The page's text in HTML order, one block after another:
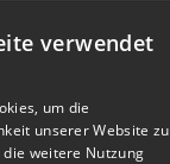
Referenzen
Wissenswertes
verwendet
um die
unserer Website zu
weitere Nutzung